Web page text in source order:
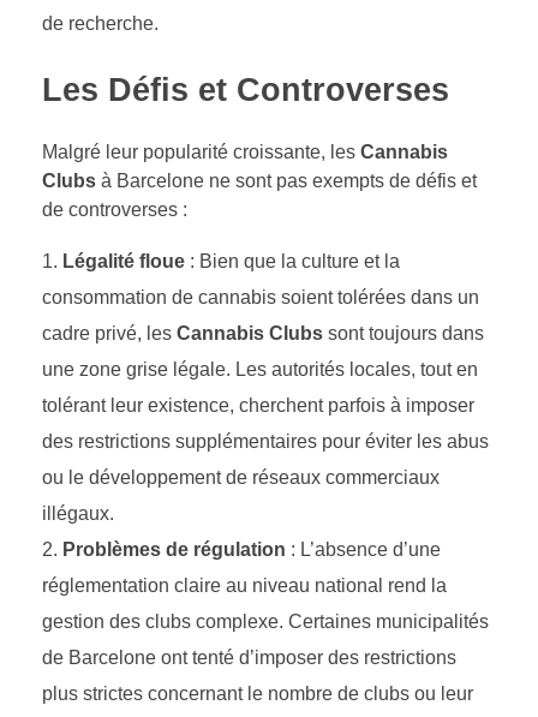
de recherche.
Les Défis et Controverses
Malgré leur popularité croissante, les Cannabis
Clubs à Barcelone ne sont pas exempts de défis et
de controverses :
Légalité floue : Bien que la culture et la
consommation de cannabis soient tolérées dans un
cadre privé, les Cannabis Clubs sont toujours dans
une zone grise légale. Les autorités locales, tout en
tolérant leur existence, cherchent parfois à imposer
des restrictions supplémentaires pour éviter les abus
ou le développement de réseaux commerciaux
illégaux.
Problèmes de régulation : L’absence d’une
réglementation claire au niveau national rend la
gestion des clubs complexe. Certaines municipalités
de Barcelone ont tenté d’imposer des restrictions
plus strictes concernant le nombre de clubs ou leur